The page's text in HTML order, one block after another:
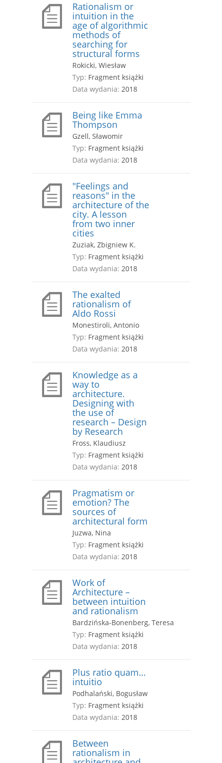
Rationalism or
intuition in the
age of algorithmic
methods of
searching for
structural forms
Rokicki, Wiesław
Typ: Fragment książki
Data wydania: 2018
Being like Emma
Thompson
Gzell, Sławomir
Typ: Fragment książki
Data wydania: 2018
"Feelings and
reasons" in the
architecture of the
city. A lesson
from two inner
cities
Zuziak, Zbigniew K.
Typ: Fragment książki
Data wydania: 2018
The exalted
rationalism of
Aldo Rossi
Monestiroli, Antonio
Typ: Fragment książki
Data wydania: 2018
Knowledge as a
way to
architecture.
Designing with
the use of
research – Design
by Research
Fross, Klaudiusz
Typ: Fragment książki
Data wydania: 2018
Pragmatism or
emotion? The
sources of
architectural form
Juzwa, Nina
Typ: Fragment książki
Data wydania: 2018
Work of
Architecture –
between intuition
and rationalism
Bardzińska-Bonenberg, Teresa
Typ: Fragment książki
Data wydania: 2018
Plus ratio quam…
intuitio
Podhalański, Bogusław
Typ: Fragment książki
Data wydania: 2018
Between
rationalism in